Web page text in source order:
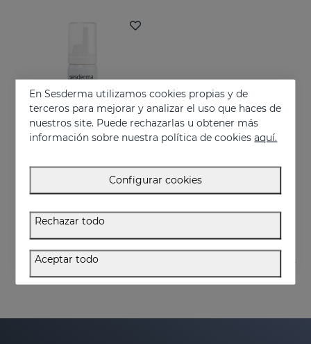
24.95 €
En Sesderma utilizamos cookies propias y de
terceros para mejorar y analizar el uso que haces de
nuestros site. Puede rechazarlas u obtener más
información sobre nuestra política de cookiesaquí.
Configurar cookies
Rechazar todo
Aceptar todo